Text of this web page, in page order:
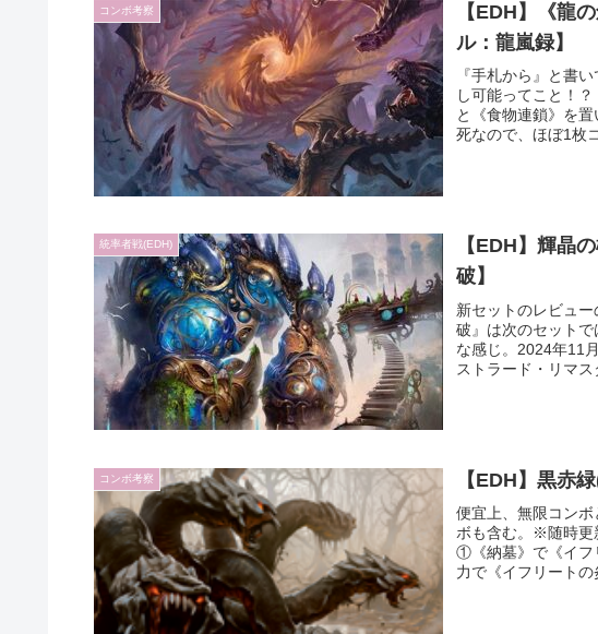
コンボ考察
【EDH】《龍
ル：龍嵐録】
『手札から』と書
し可能ってこと！
と《食物連鎖》を
死なので、ほぼ1枚
統率者戦(EDH)
【EDH】輝晶
破】
新セットのレビュ
破』は次のセット
な感じ。2024年11
ストラード・リマス
コンボ考察 【EDH】黒赤
便宜上、無限コン
ボも含む。※随時更
①《納墓》で《イフ
力で《イフリート